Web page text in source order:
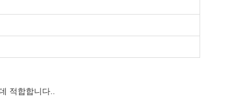
적합합니다..